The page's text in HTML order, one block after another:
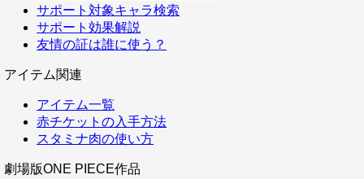
サポート対象キャラ検索
サポート効果解説
友情の証は誰に使う？
アイテム関連
アイテム一覧
赤チケットの入手方法
スタミナ肉の使い方
劇場版ONE PIECE作品